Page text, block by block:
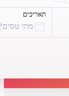
תאריכים
מתי